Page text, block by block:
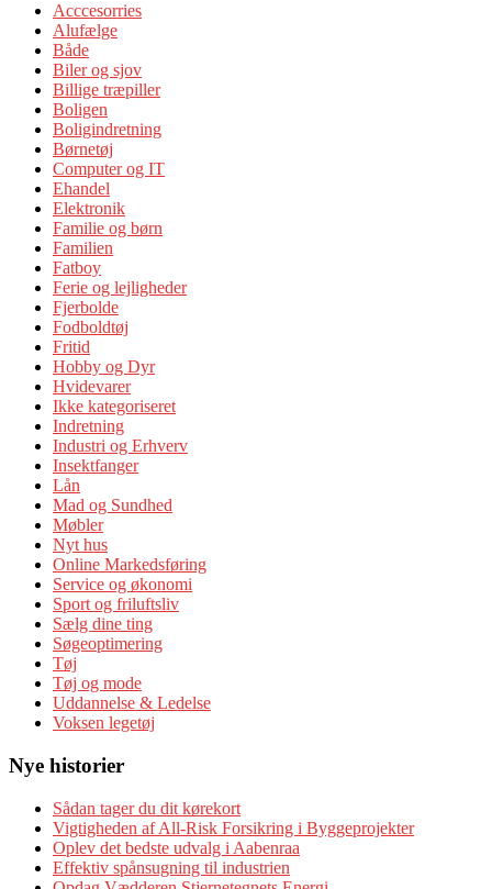
Acccesorries
Alufælge
Både
Biler og sjov
Billige træpiller
Boligen
Boligindretning
Børnetøj
Computer og IT
Ehandel
Elektronik
Familie og børn
Familien
Fatboy
Ferie og lejligheder
Fjerbolde
Fodboldtøj
Fritid
Hobby og Dyr
Hvidevarer
Ikke kategoriseret
Indretning
Industri og Erhverv
Insektfanger
Lån
Mad og Sundhed
Møbler
Nyt hus
Online Markedsføring
Service og økonomi
Sport og friluftsliv
Sælg dine ting
Søgeoptimering
Tøj
Tøj og mode
Uddannelse & Ledelse
Voksen legetøj
Nye historier
Sådan tager du dit kørekort
Vigtigheden af All-Risk Forsikring i Byggeprojekter
Oplev det bedste udvalg i Aabenraa
Effektiv spånsugning til industrien